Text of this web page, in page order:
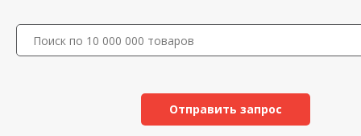
Отправить запрос